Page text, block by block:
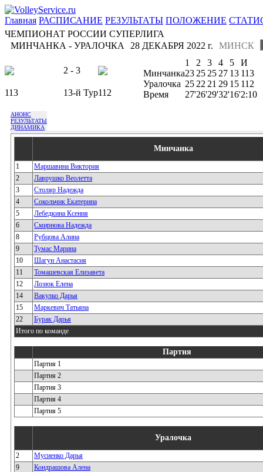
Главная РАСПИСАНИЕ РЕЗУЛЬТАТЫ ПОЛОЖЕНИЕ
ЧЕМПИОНАТ РОССИИ СУПЕРЛИГА
МИНЧАНКА - УРАЛОЧКА
МИНСК
28 ДЕКАБРЯ 2022 г.
2 - 3
113 13-й Тур112
1 2 3 4 5
И
Минчанка23 25 25 27 13 113
Уралочка 25 22 21 29 15 112
Время
27'26'29'32'16'2:10
АНОНС
РЕЗУЛЬТАТЫ
ДИНАМИКА
Минчанка
1
Маршавина Виктория
2
Лаврушко Веолетта
3
Столяр Надежда
4
Сокольчик Екатерина
5
Лебедкина Ксения
6
Смирнова Надежда
8
Рубцова Алина
9
Тумас Марина
10
Шагун Анастасия
11
Томашевская Елизавета
12
Лозюк Елена
14
Вакулко Дарья
15
Маркевич Татьяна
22
Бурак Дарья
Итого по команде
Партия
Партия 1
Партия 2
Партия 3
Партия 4
Партия 5
Уралочка
2
Мусиенко Дарья
9
Кондрашова Алена